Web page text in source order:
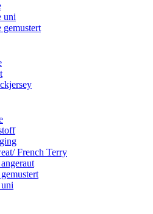
uni
gemustert
French Terry